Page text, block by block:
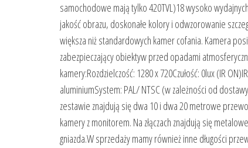
samochodowe mają tylko 420TVL)18 wysoko
jakość obrazu, doskonałe kolory i odwzorowanie
większa niż standardowych kamer cofania. Kamera
zabezpieczający obiektyw przed opadami
kamery:Rozdzielczość: 1280 x 720Czułość: 0lux (IR
aluminiumSystem: PAL/ NTSC (w zależności od
zestawie znajdują się dwa 10 i dwa 20 metrowe
kamery z monitorem. Na złączach znajdują się
gniazda.W sprzedaży mamy również inne długości